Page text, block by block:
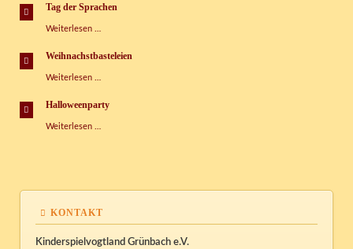
Tag der Sprachen
Weiterlesen …
Sprachen
Weihnachstbasteleien
Weiterlesen …
Halloweenparty
Weiterlesen …
KONTAKT
Kinderspielvogtland Grünbach e.V.